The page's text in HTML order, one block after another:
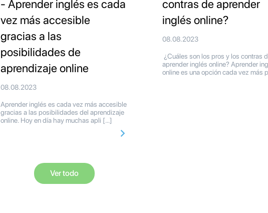
- Aprender inglés es cada
vez más accesible
gracias a las
posibilidades de
aprendizaje online
08.08.2023
Aprender inglés es cada vez más accesible
gracias a las posibilidades del aprendizaje
online. Hoy en día hay muchas apli […]
contras de aprender
inglés online?
08.08.2023
¿Cuáles son los pros y los contras
aprender inglés online? Aprender
online es una opción cada vez más
Ver todo